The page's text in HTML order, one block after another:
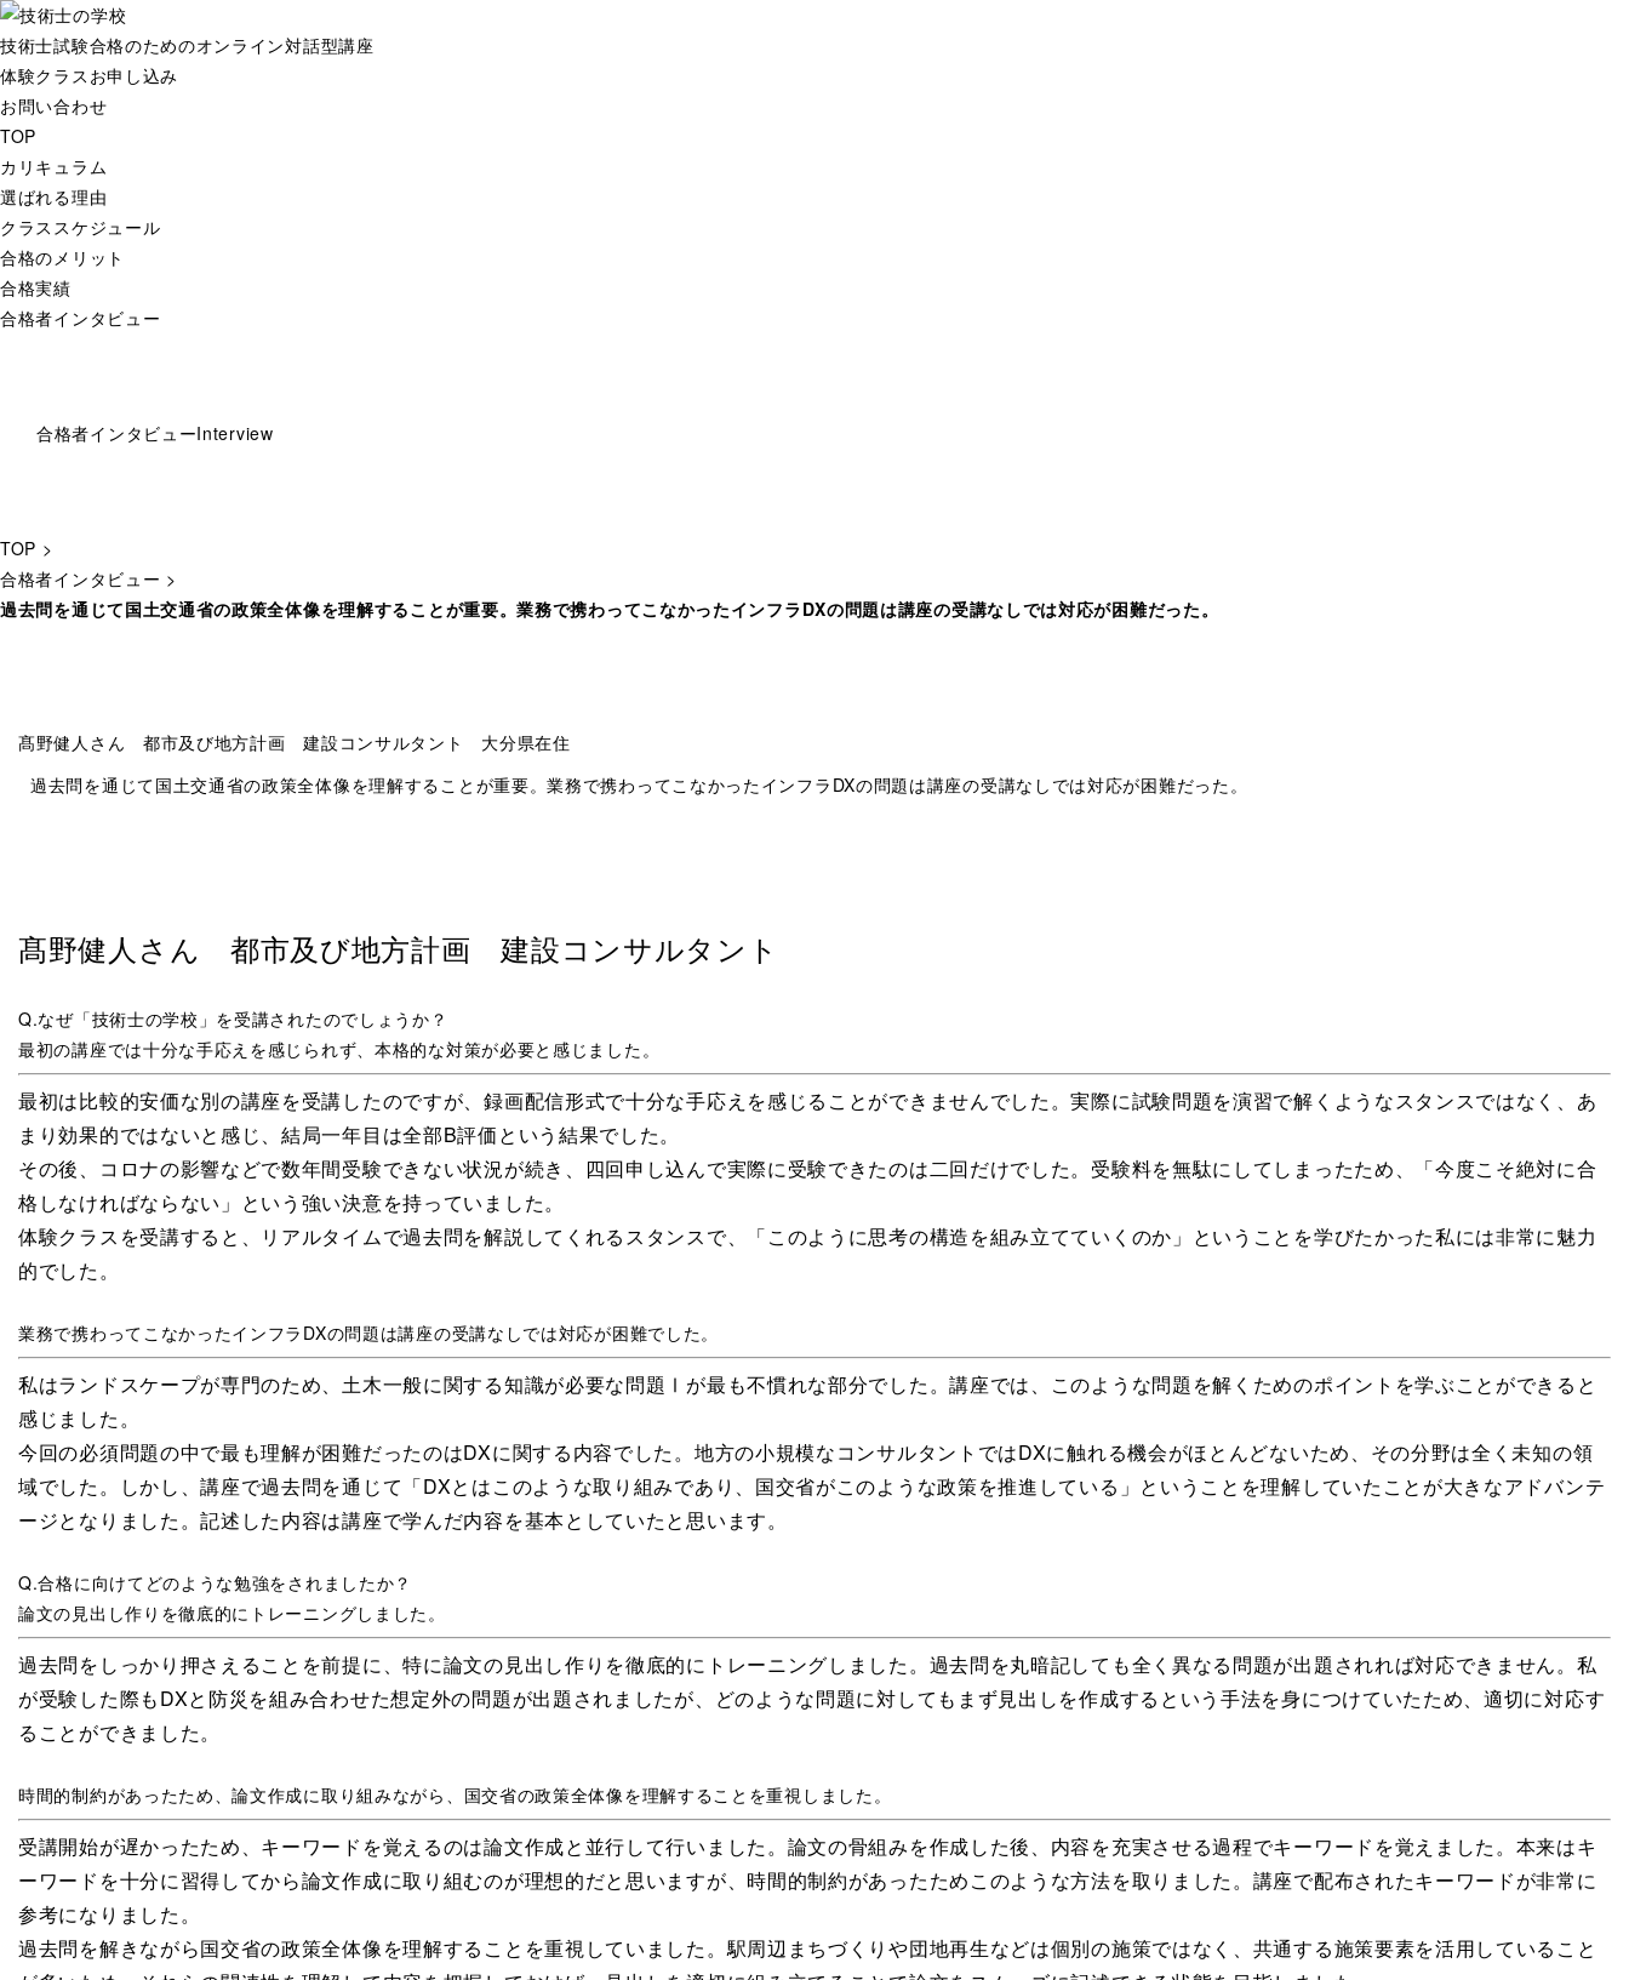
技術士試験合格のためのオンライン対話型講座
体験クラスお申し込み
お問い合わせ
TOP
カリキュラム
選ばれる理由
クラススケジュール
合格のメリット
合格実績
合格者インタビュー
合格者インタビューInterview
TOP >
合格者インタビュー >
過去問を通じて国土交通省の政策全体像を理解することが重要。業務で携わってこなかったインフラDXの問題は講座の受講なしでは対応が困難だった。
髙野健人さん 都市及び地方計画 建設コンサルタント 大分県在住
過去問を通じて国土交通省の政策全体像を理解することが重要。業務で携わってこなかったインフラDXの問題は講座の受講なしでは対応が困難だった。
髙野健人さん 都市及び地方計画 建設コンサルタント
Q.なぜ「技術士の学校」を受講されたのでしょうか？
最初の講座では十分な手応えを感じられず、本格的な対策が必要と感じました。
最初は比較的安価な別の講座を受講したのですが、録画配信形式で十分な手応えを感じることができませんでした。実際に試験問題を演習で解くようなスタンスではなく、あ
まり効果的ではないと感じ、結局一年目は全部B評価という結果でした。
その後、コロナの影響などで数年間受験できない状況が続き、四回申し込んで実際に受験できたのは二回だけでした。受験料を無駄にしてしまったため、「今度こそ絶対に合
格しなければならない」という強い決意を持っていました。
体験クラスを受講すると、リアルタイムで過去問を解説してくれるスタンスで、「このように思考の構造を組み立てていくのか」ということを学びたかった私には非常に魅力
的でした。
業務で携わってこなかったインフラDXの問題は講座の受講なしでは対応が困難でした。
私はランドスケープが専門のため、土木一般に関する知識が必要な問題Ⅰが最も不慣れな部分でした。講座では、このような問題を解くためのポイントを学ぶことができると
感じました。
今回の必須問題の中で最も理解が困難だったのはDXに関する内容でした。地方の小規模なコンサルタントではDXに触れる機会がほとんどないため、その分野は全く未知の領
域でした。しかし、講座で過去問を通じて「DXとはこのような取り組みであり、国交省がこのような政策を推進している」ということを理解していたことが大きなアドバンテ
ージとなりました。記述した内容は講座で学んだ内容を基本としていたと思います。
Q.合格に向けてどのような勉強をされましたか？
論文の見出し作りを徹底的にトレーニングしました。
過去問をしっかり押さえることを前提に、特に論文の見出し作りを徹底的にトレーニングしました。過去問を丸暗記しても全く異なる問題が出題されれば対応できません。私
が受験した際もDXと防災を組み合わせた想定外の問題が出題されましたが、どのような問題に対してもまず見出しを作成するという手法を身につけていたため、適切に対応す
ることができました。
時間的制約があったため、論文作成に取り組みながら、国交省の政策全体像を理解することを重視しました。
受講開始が遅かったため、キーワードを覚えるのは論文作成と並行して行いました。論文の骨組みを作成した後、内容を充実させる過程でキーワードを覚えました。本来はキ
ーワードを十分に習得してから論文作成に取り組むのが理想的だと思いますが、時間的制約があったためこのような方法を取りました。講座で配布されたキーワードが非常に
参考になりました。
過去問を解きながら国交省の政策全体像を理解することを重視していました。駅周辺まちづくりや団地再生などは個別の施策ではなく、共通する施策要素を活用していること